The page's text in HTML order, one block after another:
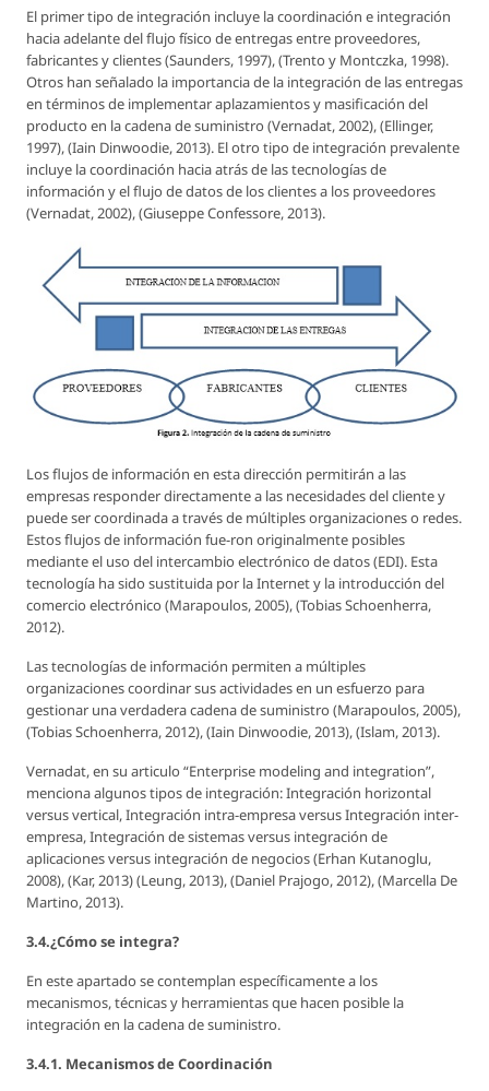
El primer tipo de integración incluye la coordinación e integración
hacia adelante del flujo físico de entregas entre proveedores,
fabricantes y clientes (Saunders, 1997), (Trento y Montczka, 1998).
Otros han señalado la importancia de la integración de las entregas
en términos de implementar aplazamientos y masificación del
producto en la cadena de suministro (Vernadat, 2002), (Ellinger,
1997), (Iain Dinwoodie, 2013). El otro tipo de integración prevalente
incluye la coordinación hacia atrás de las tecnologías de
información y el flujo de datos de los clientes a los proveedores
(Vernadat, 2002), (Giuseppe Confessore, 2013).
Los flujos de información en esta dirección permitirán a las
empresas responder directamente a las necesidades del cliente y
puede ser coordinada a través de múltiples organizaciones o redes.
Estos flujos de información fue-ron originalmente posibles
mediante el uso del intercambio electrónico de datos (EDI). Esta
tecnología ha sido sustituida por la Internet y la introducción del
comercio electrónico (Marapoulos, 2005), (Tobias Schoenherra,
2012).
Las tecnologías de información permiten a múltiples
organizaciones coordinar sus actividades en un esfuerzo para
gestionar una verdadera cadena de suministro (Marapoulos, 2005),
(Tobias Schoenherra, 2012), (Iain Dinwoodie, 2013), (Islam, 2013).
Vernadat, en su articulo “Enterprise modeling and integration”,
menciona algunos tipos de integración: Integración horizontal
versus vertical, Integración intra-empresa versus Integración inter-
empresa, Integración de sistemas versus integración de
aplicaciones versus integración de negocios (Erhan Kutanoglu,
2008), (Kar, 2013) (Leung, 2013), (Daniel Prajogo, 2012), (Marcella De
Martino, 2013).
3.4.¿Cómo se integra?
En este apartado se contemplan específicamente a los
mecanismos, técnicas y herramientas que hacen posible la
integración en la cadena de suministro.
3.4.1. Mecanismos de Coordinación